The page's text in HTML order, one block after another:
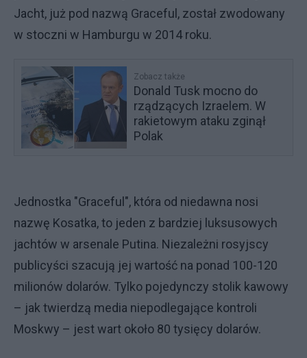
Jacht, już pod nazwą Graceful, został zwodowany
w stoczni w Hamburgu w 2014 roku.
Zobacz także
Donald Tusk mocno do
rządzących Izraelem. W
rakietowym ataku zginął
Polak
Jednostka "Graceful", która od niedawna nosi
nazwę Kosatka, to jeden z bardziej luksusowych
jachtów w arsenale Putina. Niezależni rosyjscy
publicyści szacują jej wartość na ponad 100-120
milionów dolarów. Tylko pojedynczy stolik kawowy
– jak twierdzą media niepodlegające kontroli
Moskwy – jest wart około 80 tysięcy dolarów.